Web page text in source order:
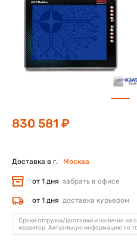
830 581 ₽
Доставка в г. Москва
от 1 дня забрать в офисе
от 1 дня доставка курьером
Сроки отгрузки/доставки и наличие на
характер. Актуальную